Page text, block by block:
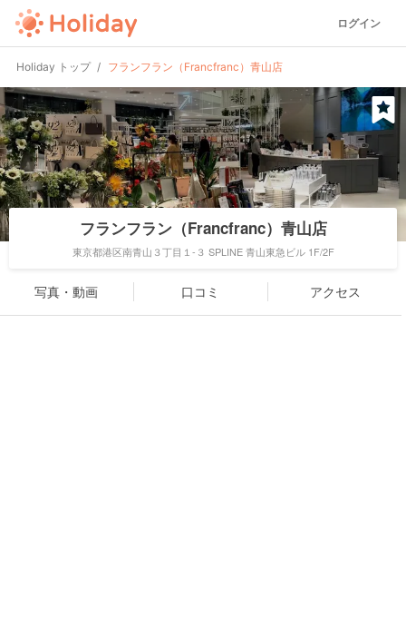
ログイン
Holiday トップ フランフラン（Francfranc）青山店
フランフラン（Francfranc）青山店
東京都港区南青山３丁目１-３ SPLINE 青山東急ビル 1F/2F
写真・動画 口コミ アクセス